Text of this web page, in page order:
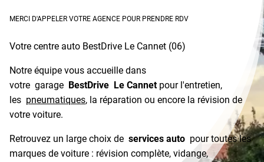
MERCI D'APPELER VOTRE AGENCE POUR PRENDRE RDV
Votre centre auto BestDrive Le Cannet (06)
Notre équipe vous accueille dans
votre garage BestDrive Le Cannet pour l'entretien,
les pneumatiques, la réparation ou encore la révision de
votre voiture.
Retrouvez un large choix de services auto pour toutes les
marques de voiture : révision complète, vidange,